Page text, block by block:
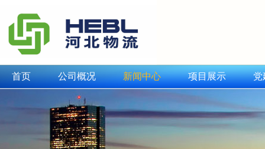
首页 公司概况 新闻中心 项目展示 党